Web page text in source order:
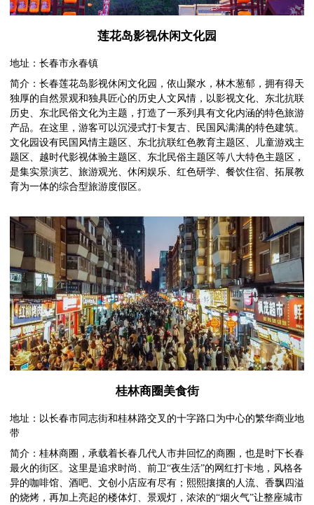
莲花岛影视休闲文化园
地址：长春市永春镇
简介：长春莲花岛影视休闲文化园，依山聚水，林木葱郁，拥有得天
独厚的自然景观和独具匠心的历史人文风情，以影视文化、东北抗联
历史、东北民俗文化为主题，打造了一系列具有文化内涵的特色旅游
产品。在这里，游客可以沉浸式打卡复古、民国风满满的特色建筑。
文化园设有民国风情主题区、东北抗联红色教育主题区、儿童游戏主
题区、越时代影视体验主题区、东北民俗主题区等八大特色主题区，
是集实景演艺、旅游观光、休闲娱乐、红色研学、餐饮住宿、拓展教
育为一体的综合型旅游度假区。
桂林商圈美食街
地址：以长春市同志街和桂林路交叉的十字路口为中心的繁华商业地
带
简介：桂林商圈，承载着长春几代人市井回忆的商圈，也是时下长春
最火的街区。这里是追求时尚、前卫“夜生活”的网红打卡地，风格各
异的咖啡馆、酒吧、文创小店应有尽有；熙熙攘攘的人流、香飘四溢
的烧烤，再加上亮起的楼体灯、景观灯，浓浓的“烟火气”让整座城市